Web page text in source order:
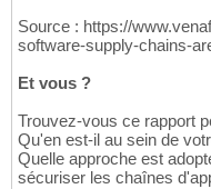
Source : https://
software-supply-chains-
Et vous ?
Trouvez-vous ce rapport
Qu'en est-il au sein de
Quelle approche est
sécuriser les chaînes